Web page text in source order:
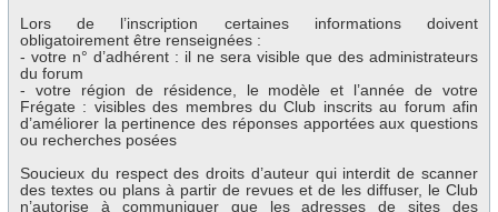
Lors de l’inscription certaines informations doivent
obligatoirement être renseignées :
- votre n° d’adhérent : il ne sera visible que des administrateurs
du forum
- votre région de résidence, le modèle et l’année de votre
Frégate : visibles des membres du Club inscrits au forum afin
d’améliorer la pertinence des réponses apportées aux questions
ou recherches posées
Soucieux du respect des droits d’auteur qui interdit de scanner
des textes ou plans à partir de revues et de les diffuser, le Club
n’autorise à communiquer que les adresses de sites des